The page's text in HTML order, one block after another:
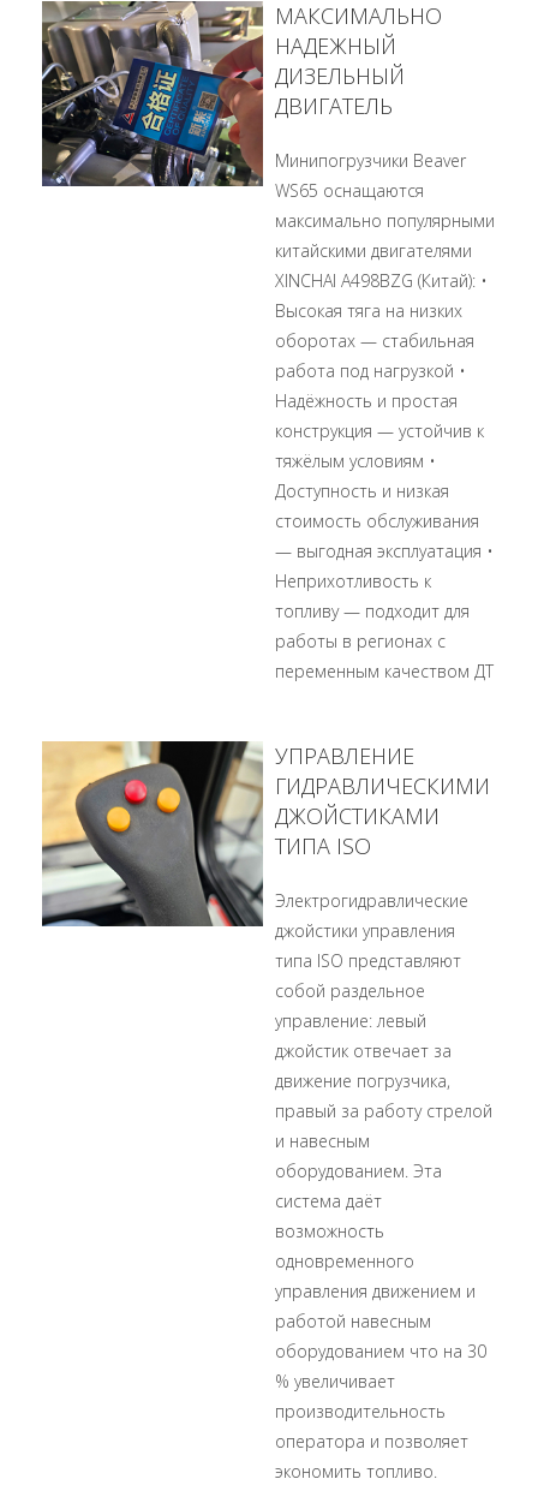
МАКСИМАЛЬНО
НАДЕЖНЫЙ
ДИЗЕЛЬНЫЙ
ДВИГАТЕЛЬ
Минипогрузчики Beaver
WS65 оснащаются
максимально популярными
китайскими двигателями
XINCHAI A498BZG (Китай): •
Высокая тяга на низких
оборотах — стабильная
работа под нагрузкой •
Надёжность и простая
конструкция — устойчив к
тяжёлым условиям •
Доступность и низкая
стоимость обслуживания
— выгодная эксплуатация •
Неприхотливость к
топливу — подходит для
работы в регионах с
переменным качеством ДТ
УПРАВЛЕНИЕ
ГИДРАВЛИЧЕСКИМИ
ДЖОЙСТИКАМИ
ТИПА ISO
Электрогидравлические
джойстики управления
типа ISO представляют
собой раздельное
управление: левый
джойстик отвечает за
движение погрузчика,
правый за работу стрелой
и навесным
оборудованием. Эта
система даёт
возможность
одновременного
управления движением и
работой навесным
оборудованием что на 30
% увеличивает
производительность
оператора и позволяет
экономить топливо.